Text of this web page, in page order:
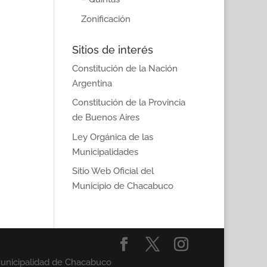
Zonificación
Sitios de interés
Constitución de la Nación
Argentina
Constitución de la Provincia
de Buenos Aires
Ley Orgánica de las
Municipalidades
Sitio Web Oficial del
Municipio de Chacabuco
de Chacabuco